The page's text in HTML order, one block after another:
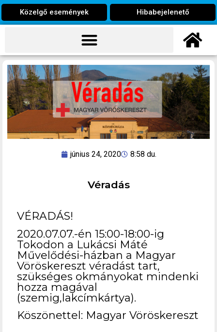
Közelgő események Hibabejelenető
június 24, 2020 8:58 du.
Véradás
VÉRADÁS!
2020.07.07.-én 15:00-18:00-ig
Tokodon a Lukácsi Máté
Művelődési-házban a Magyar
Vöröskereszt véradást tart,
szükséges okmányokat mindenki
hozza magával
(szemig,lakcímkártya).
Köszönettel: Magyar Vöröskereszt